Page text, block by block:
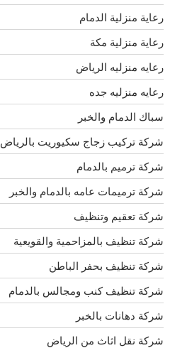
رعاية منزلية الدمام
رعاية منزلية مكة
رعايه منزليه الرياض
رعايه منزليه جده
سباك الدمام والخبر
شركة تركيب زجاج سكيوريت بالرياض
شركة ترميم بالدمام
شركة ترميمات عامه بالدمام والخبر
شركة تعقيم وتنظيف
شركة تنظيف بالمزاحمية والقويعية
شركة تنظيف بحفر الباطن
شركة تنظيف كنب ومجالس بالدمام
شركة دهانات بالخبر
شركة نقل اثاث من الرياض